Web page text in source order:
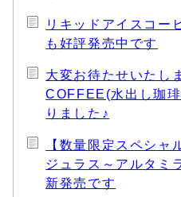
リキッドアイスコー
も好評発売中です
大変お待たせいたし
COFFEE(水出し珈
りました♪
【数量限定スペシャ
ジュラス～アルタミ
新発売です